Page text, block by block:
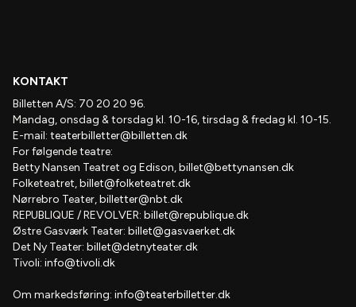
KONTAKT
Billetten A/S: 70 20 20 96.
Mandag, onsdag & torsdag kl. 10-16, tirsdag & fredag kl. 10-15.
E-mail: teaterbilletter@billetten.dk
For følgende teatre:
Betty Nansen Teatret og Edison,billet@bettynansen.dk
Folketeatret,billet@folketeatret.dk
Nørrebro Teater,billetter@nbt.dk
REPUBLIQUE / REVOLVER: billet@republique.dk
Østre Gasværk Teater: billet@gasvaerket.dk
Det Ny Teater: billet@detnyteater.dk
Tivoli: info@tivoli.dk
Om markedsføring: info@teaterbilletter.dk